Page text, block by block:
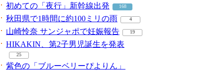
初めての「夜行」新幹線出発 168
秋田県で1時間に約100ミリの雨 4
山崎怜奈 サンジャポで妊娠報告 19
HIKAKIN、第2子男児誕生を発表
25
紫色の「ブルーベリーぴよりん」